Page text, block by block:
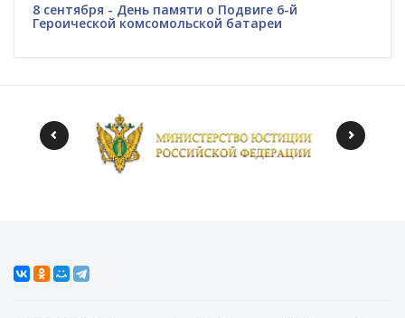
8 сентября - День памяти о Подвиге 6-й
Героической комсомольской батареи